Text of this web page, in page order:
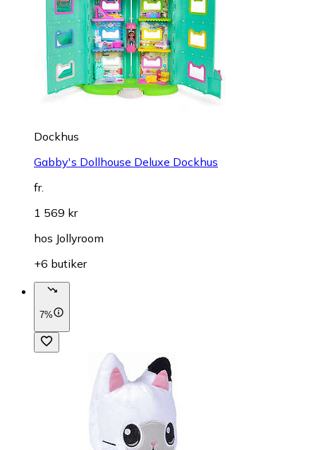
Dockhus
Gabby's Dollhouse Deluxe Dockhus
fr.
1 569 kr
hos Jollyroom
+6 butiker
7%